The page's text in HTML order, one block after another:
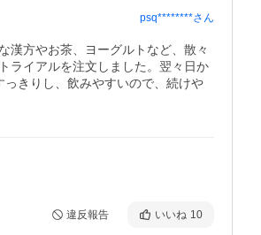
psq********さん
漢方やお茶、ヨーグルトなど、散々
ライアルを注文しました。翌々日か
きりし、飲みやすいので、続けや
違反報告 いいね 10